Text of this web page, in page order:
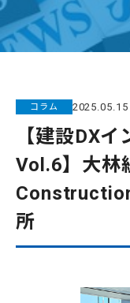
コラム 2025.05.15
【建設DX
Vol.6】大林
所